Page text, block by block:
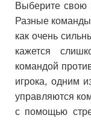
Выберите свою
Разные
как очень
кажется
командой
игрока, одним
управляются
с помощью